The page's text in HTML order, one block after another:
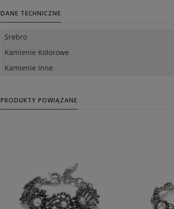
DANE TECHNICZNE
Srebro
Kamienie Kolorowe
Kamienie Inne
PRODUKTY POWIĄZANE